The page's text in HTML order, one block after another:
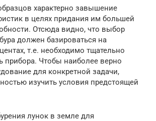
характерно завышение
в целях придания им большей
Отсюда видно, что выбор
должен базироваться на
т.е. необходимо тщательно
прибора. Чтобы наиболее верно
для конкретной задачи,
изучить условия предстоящей
лунок в земле для